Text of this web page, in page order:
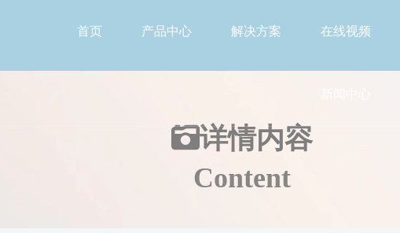
首页 产品中心 解决方案 在线视频
详情内容
Content